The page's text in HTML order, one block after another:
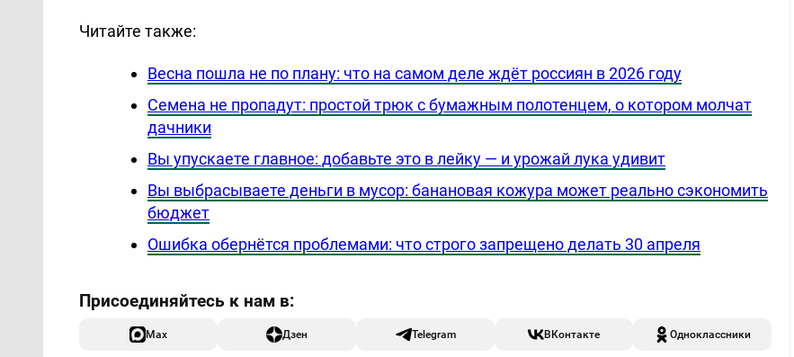
Читайте также:
Весна пошла не по плану: что на самом деле ждёт россиян в 2026 году
Семена не пропадут: простой трюк с бумажным полотенцем, о котором молчат
дачники
Вы упускаете главное: добавьте это в лейку — и урожай лука удивит
Вы выбрасываете деньги в мусор: банановая кожура может реально сэкономить
бюджет
Ошибка обернётся проблемами: что строго запрещено делать 30 апреля
Max Дзен Telegram ВКонтакте Одноклассники